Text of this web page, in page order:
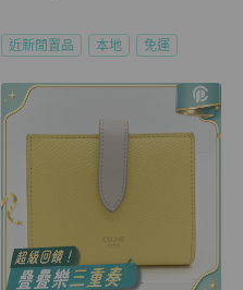
近新閒置品 本地 免運